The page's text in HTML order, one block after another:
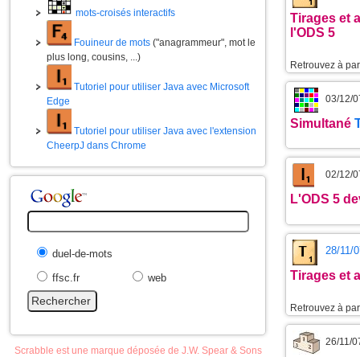
mots-croisés interactifs
Fouineur de mots ("anagrammeur", mot le
plus long, cousins, ...)
Tutoriel pour utiliser Java avec Microsoft
Edge
Tutoriel pour utiliser Java avec l'extension
CheerpJ dans Chrome
duel-de-mots
ffsc.fr
web
Scrabble est une marque déposée de J.W. Spear & Sons
Tirages et
l'ODS 5
Retrouvez à
03/12/
Simultané
02/12/
L'ODS 5
28/11/
Tirages et
Retrouvez à
26/11/